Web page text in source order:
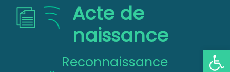
Ouvrir
Acte de
naissance
Reconnaissance